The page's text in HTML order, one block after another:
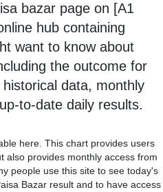
bazar page on [A1
hub containing
want to know about
the outcome for
data, monthly
to-date daily results.
here. This chart provides users
also provides monthly access from
people use this site to see today's
Bazar result and to have access